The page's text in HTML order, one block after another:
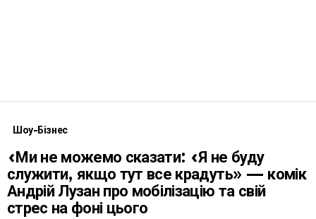
Шоу-Бізнес
«Ми не можемо сказати: «Я не буду
служити, якщо тут все крадуть» — комік
Андрій Лузан про мобілізацію та свій
стрес на фоні цього